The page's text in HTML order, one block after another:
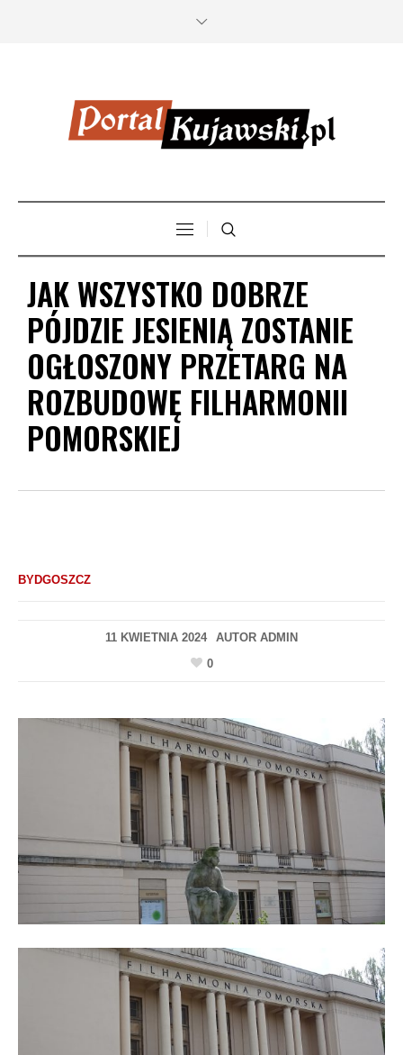
JAK WSZYSTKO DOBRZE
PÓJDZIE JESIENIĄ ZOSTANIE
OGŁOSZONY PRZETARG NA
ROZBUDOWĘ FILHARMONII
POMORSKIEJ
BYDGOSZCZ
11 KWIETNIA 2024 AUTOR ADMIN
0